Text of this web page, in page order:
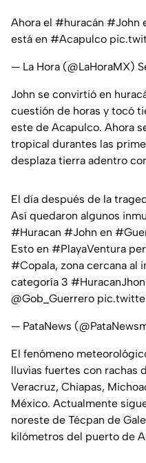
Ahora el #huracán #John
está en #Acapulco
— La Hora (@LaHoraMX)
John se convirtió en
cuestión de horas y tocó
este de Acapulco. Ahora
tropical durantes las
desplaza tierra adentro
El día después de la
Así quedaron algunos
#Huracan #John en
Esto en #PlayaVentura
#Copala, zona cercana al
categoría 3 #HuracanJhon
@Gob_Guerrero
— PataNews
El fenómeno
lluvias fuertes con rachas
Veracruz, Chiapas,
México. Actualmente
noreste de Técpan de
kilómetros del puerto de